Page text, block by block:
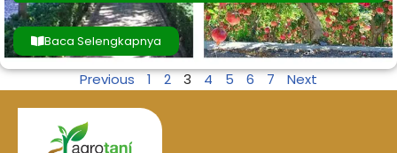
Baca Selengkapnya
Previous 1 2 3 4 5 6 7 Next